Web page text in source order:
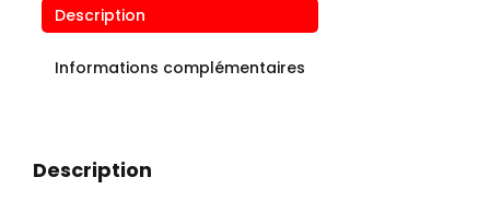
Description
Informations complémentaires
Description